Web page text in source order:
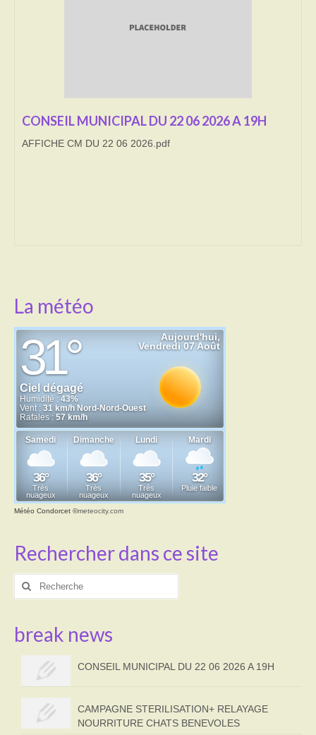
Correspondants de presse
LE BRULAGE DES VEGETAUX
CONSEIL MUNICIPAL DU 22 06 2026 A 19H
AFFICHE CM DU 22 06 2026.pdf
La météo
Météo Condorcet ©meteocity.com
Rechercher dans ce site
Rechercher
break news
CONSEIL MUNICIPAL DU 22 06 2026 A 19H
CAMPAGNE STERILISATION+ RELAYAGE
NOURRITURE CHATS BENEVOLES